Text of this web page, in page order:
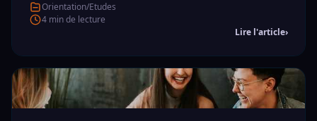
Orientation/Etudes
4 min de lecture
Lire l'article›